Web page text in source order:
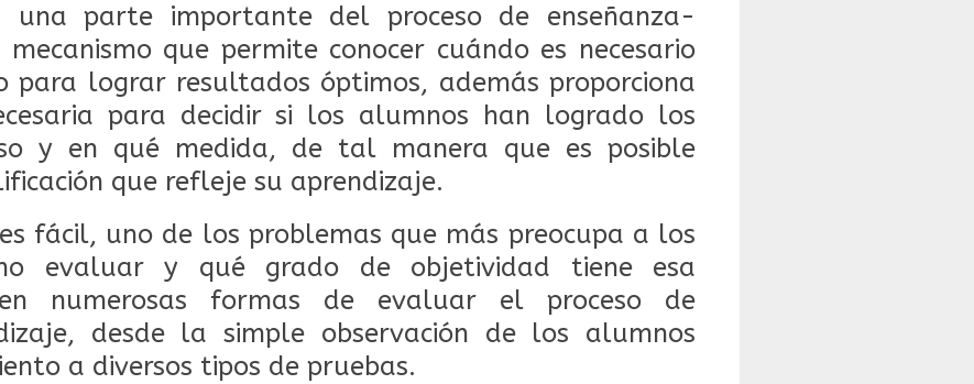
una parte importante del proceso de enseñanza-
que permite conocer cuándo es necesario
lograr resultados óptimos, además proporciona
para decidir si los alumnos han logrado los
y en qué medida, de tal manera que es posible
que refleje su aprendizaje.
fácil, uno de los problemas que más preocupa a los
evaluar y qué grado de objetividad tiene esa
numerosas formas de evaluar el proceso de
desde la simple observación de los alumnos
a diversos tipos de pruebas.